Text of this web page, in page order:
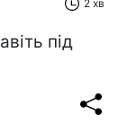
2 хв
під